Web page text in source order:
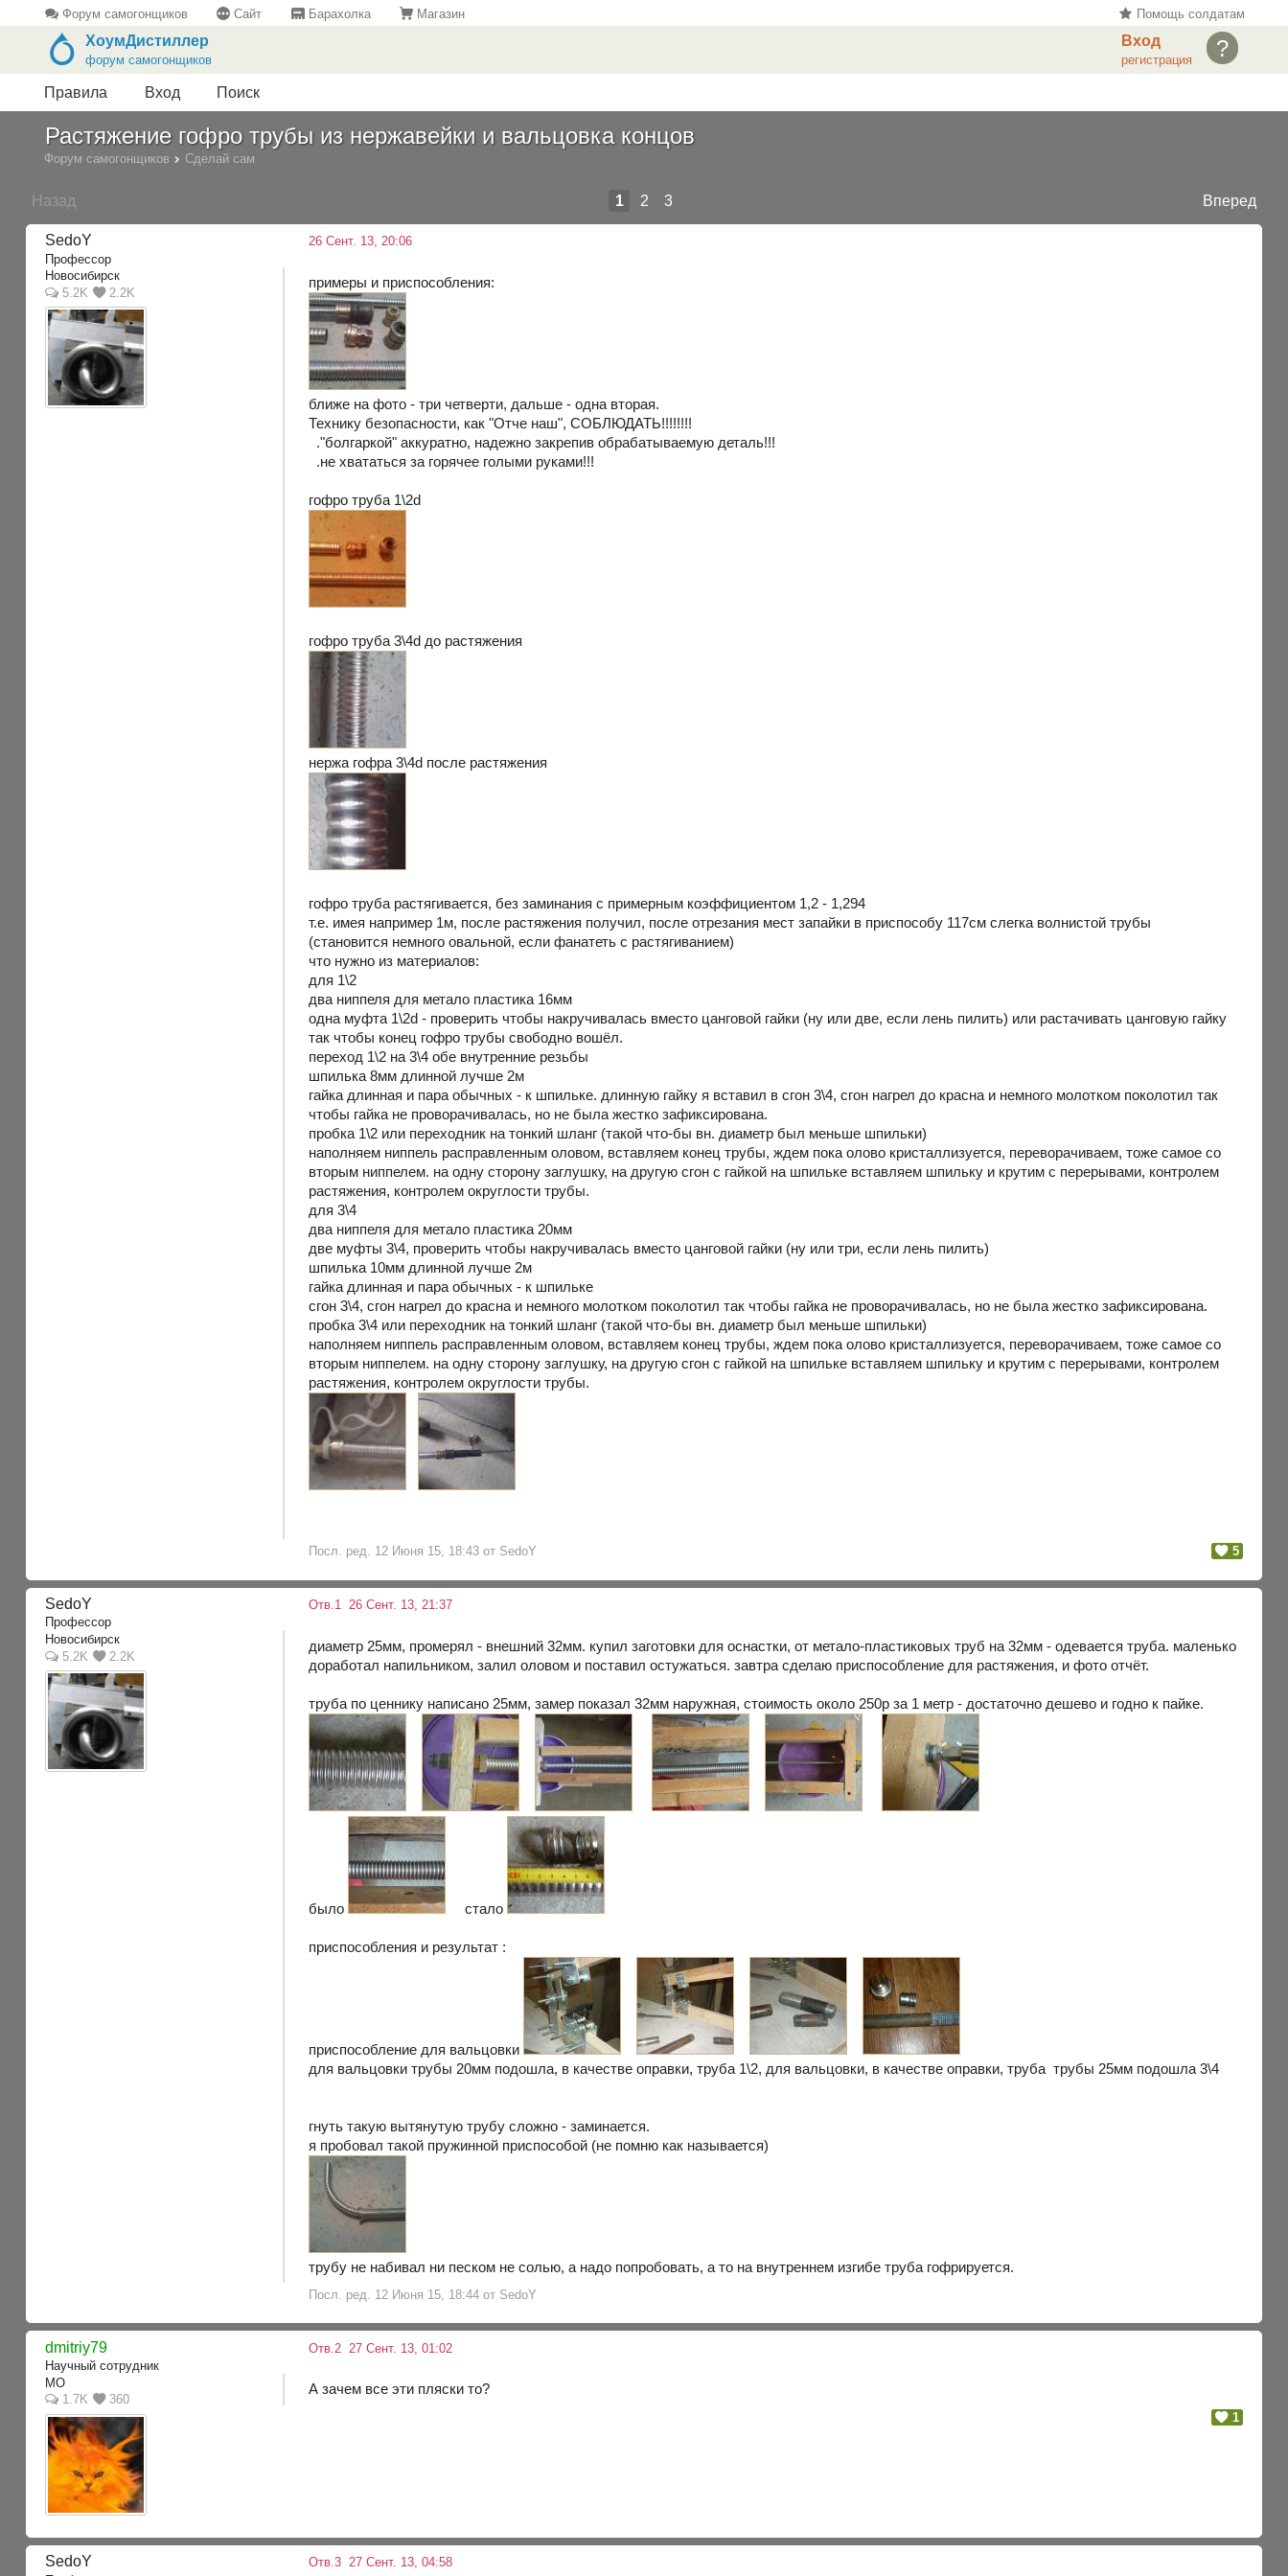
Форум самогонщиков Сайт Барахолка Магазин Помощь солдатам
?
Вход
регистрация
ХоумДистиллер
форум самогонщиков
Правила Вход Поиск
Растяжение гофро трубы из нержавейки и вальцовка концов
Форум самогонщиков Сделай сам
Назад Вперед
1 2 3
SedoY
Профессор
Новосибирск
5.2K
2.2K
26 Сент. 13, 20:06
примеры и приспособления:
ближе на фото - три четверти, дальше - одна вторая.
Технику безопасности, как "Отче наш", СОБЛЮДАТЬ!!!!!!!!
."болгаркой" аккуратно, надежно закрепив обрабатываемую деталь!!!
.не хвататься за горячее голыми руками!!!
гофро труба 1\2d
гофро труба 3\4d до растяжения
нержа гофра 3\4d после растяжения
гофро труба растягивается, без заминания с примерным коэффициентом 1,2 - 1,294
т.е. имея например 1м, после растяжения получил, после отрезания мест запайки в приспособу 117см слегка волнистой трубы
(становится немного овальной, если фанатеть с растягиванием)
что нужно из материалов:
для 1\2
два ниппеля для метало пластика 16мм
одна муфта 1\2d - проверить чтобы накручивалась вместо цанговой гайки (ну или две, если лень пилить) или растачивать цанговую гайку
так чтобы конец гофро трубы свободно вошёл.
переход 1\2 на 3\4 обе внутренние резьбы
шпилька 8мм длинной лучше 2м
гайка длинная и пара обычных - к шпильке. длинную гайку я вставил в сгон 3\4, сгон нагрел до красна и немного молотком поколотил так
чтобы гайка не проворачивалась, но не была жестко зафиксирована.
пробка 1\2 или переходник на тонкий шланг (такой что-бы вн. диаметр был меньше шпильки)
наполняем ниппель расправленным оловом, вставляем конец трубы, ждем пока олово кристаллизуется, переворачиваем, тоже самое со
вторым ниппелем. на одну сторону заглушку, на другую сгон с гайкой на шпильке вставляем шпильку и крутим с перерывами, контролем
растяжения, контролем округлости трубы.
для 3\4
два ниппеля для метало пластика 20мм
две муфты 3\4, проверить чтобы накручивалась вместо цанговой гайки (ну или три, если лень пилить)
шпилька 10мм длинной лучше 2м
гайка длинная и пара обычных - к шпильке
сгон 3\4, сгон нагрел до красна и немного молотком поколотил так чтобы гайка не проворачивалась, но не была жестко зафиксирована.
пробка 3\4 или переходник на тонкий шланг (такой что-бы вн. диаметр был меньше шпильки)
наполняем ниппель расправленным оловом, вставляем конец трубы, ждем пока олово кристаллизуется, переворачиваем, тоже самое со
вторым ниппелем. на одну сторону заглушку, на другую сгон с гайкой на шпильке вставляем шпильку и крутим с перерывами, контролем
растяжения, контролем округлости трубы.
Посл. ред. 12 Июня 15, 18:43 от SedoY 5
SedoY
Профессор
Новосибирск
5.2K
2.2K
Отв.1 26 Сент. 13, 21:37
диаметр 25мм, промерял - внешний 32мм. купил заготовки для оснастки, от метало-пластиковых труб на 32мм - одевается труба. маленько
доработал напильником, залил оловом и поставил остужаться. завтра сделаю приспособление для растяжения, и фото отчёт.
труба по ценнику написано 25мм, замер показал 32мм наружная, стоимость около 250р за 1 метр - достаточно дешево и годно к пайке.
было стало
приспособления и результат :
приспособление для вальцовки
для вальцовки трубы 20мм подошла, в качестве оправки, труба 1\2, для вальцовки, в качестве оправки, труба трубы 25мм подошла 3\4
гнуть такую вытянутую трубу сложно - заминается.
я пробовал такой пружинной приспособой (не помню как называется)
трубу не набивал ни песком не солью, а надо попробовать, а то на внутреннем изгибе труба гофрируется.
Посл. ред. 12 Июня 15, 18:44 от SedoY
dmitriy79
Научный сотрудник
МО
1.7K
360
Отв.2 27 Сент. 13, 01:02
А зачем все эти пляски то?
1
SedoY Отв.3 27 Сент. 13, 04:58